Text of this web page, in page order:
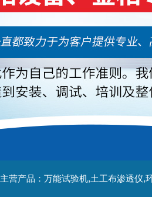
主营产品：万能试验机,土工布渗透仪,